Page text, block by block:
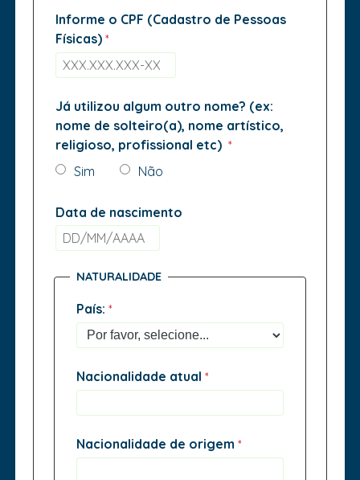
Informe o CPF (Cadastro de Pessoas
Físicas)
Já utilizou algum outro nome? (ex:
nome de solteiro(a), nome artístico,
religioso, profissional etc)
Sim
Não
Data de nascimento
NATURALIDADE
País:
Nacionalidade atual
Nacionalidade de origem